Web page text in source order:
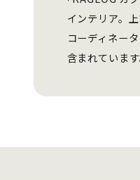
インテリア。
コーディネー
含まれています